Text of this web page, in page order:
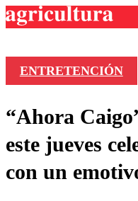
Deportes
Colo
ENTRETENCIÓN
“Ahora
este jueves
con un